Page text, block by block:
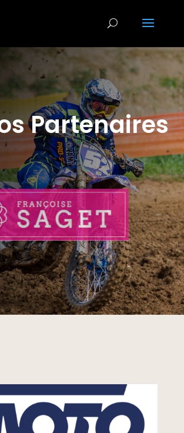
Partenaires